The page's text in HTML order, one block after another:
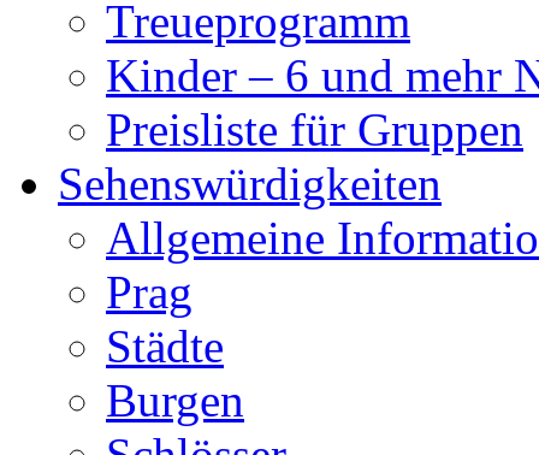
Treueprogramm
Kinder – 6 und mehr
Preisliste für Gruppen
Sehenswürdigkeiten
Allgemeine
Prag
Städte
Burgen